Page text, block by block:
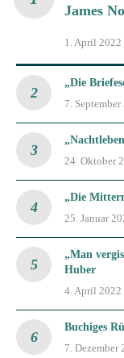
James
1. April 2022
„Die
7. September
24. Oktober
„Die
25. Januar
„Man
Huber
4. April 2022
Buchiges
7. Dezember